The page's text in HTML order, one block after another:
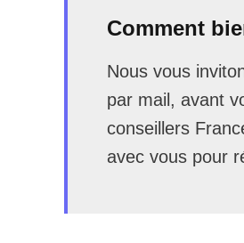
Comment
Nous vous
par mail, avant
conseillers
avec vous pour